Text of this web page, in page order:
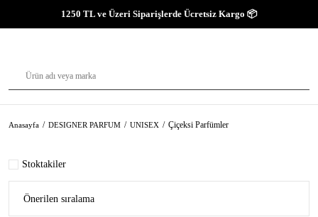
1250 TL ve Üzeri Siparişlerde Ücretsiz Kargo 📦
Anasayfa DESIGNER PARFUM UNISEX Çiçeksi Parfümler
Stoktakiler